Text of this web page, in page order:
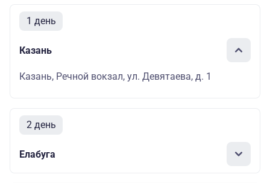
1 день
Казань
Казань, Речной вокзал, ул. Девятаева, д. 1
2 день
Елабуга